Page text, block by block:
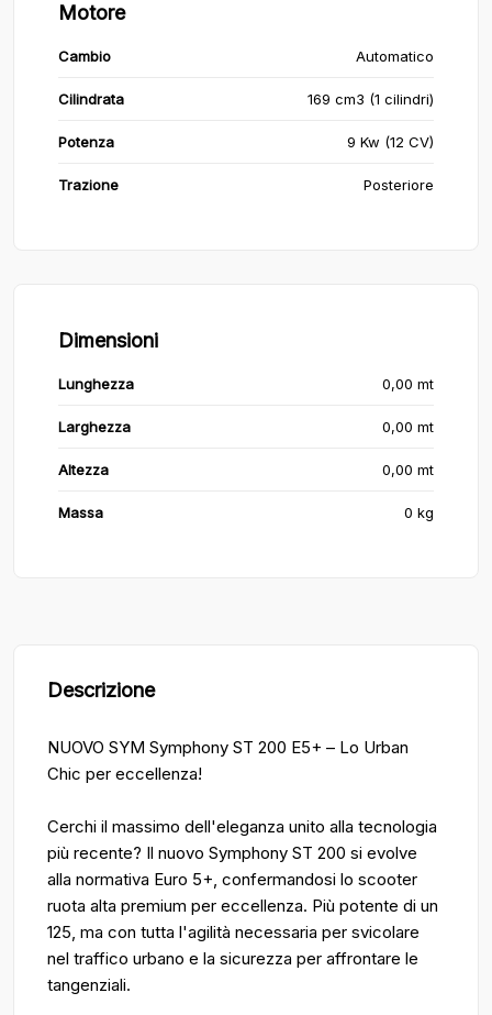
Motore
Cambio Automatico
Cilindrata 169 cm3 (1 cilindri)
Potenza 9 Kw (12 CV)
Trazione Posteriore
Dimensioni
Lunghezza 0,00 mt
Larghezza 0,00 mt
Altezza 0,00 mt
Massa 0 kg
Descrizione
NUOVO SYM Symphony ST 200 E5+ – Lo Urban
Chic per eccellenza!
Cerchi il massimo dell'eleganza unito alla tecnologia
più recente? Il nuovo Symphony ST 200 si evolve
alla normativa Euro 5+, confermandosi lo scooter
ruota alta premium per eccellenza. Più potente di un
125, ma con tutta l'agilità necessaria per svicolare
nel traffico urbano e la sicurezza per affrontare le
tangenziali.